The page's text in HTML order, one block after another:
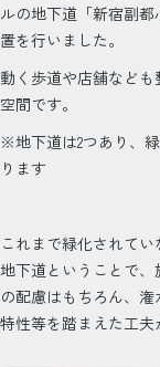
ルの地下道「新宿副
置を行いました。
動く歩道や店舗など
空間です。
※地下道は2つあり、
ります
これまで緑化されて
地下道ということで
の配慮はもちろん、
特性等を踏まえた工夫